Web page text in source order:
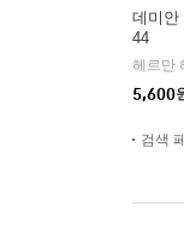
데미안
44
5,600
검색